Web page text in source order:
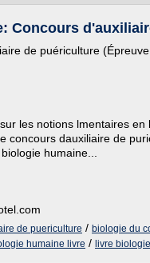
Concours
de puériculture
les notions lmentaires en
concours dauxiliaire de
humaine...
de puericulture / biologie du
humaine livre / livre